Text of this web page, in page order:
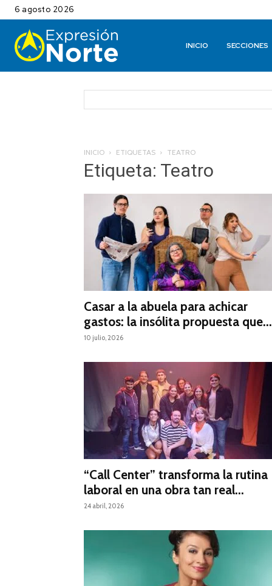
6 agosto 2026
INICIO SECCIONES
INICIO ETIQUETAS TEATRO
Etiqueta: Teatro
Casar a la abuela para achicar
gastos: la insólita propuesta que...
10 julio, 2026
“Call Center” transforma la rutina
laboral en una obra tan real...
24 abril, 2026